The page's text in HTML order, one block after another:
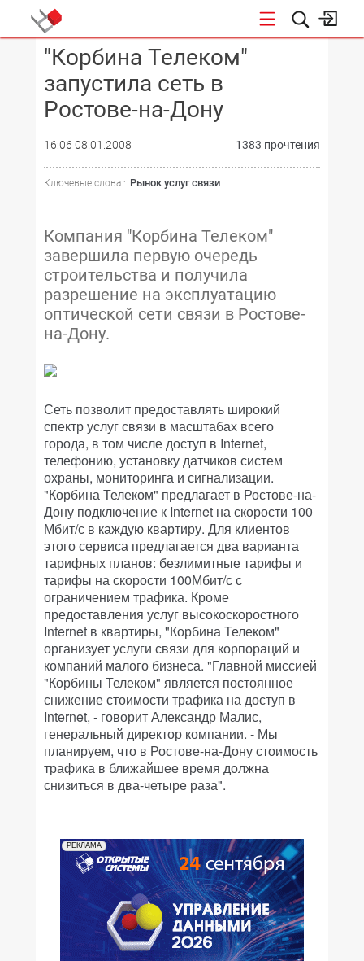
КОНФЕРЕНЦИИ
"Корбина Телеком"
запустила сеть в
Ростове-на-Дону
16:06 08.01.2008 1383 прочтения
Ключевые слова : Рынок услуг связи
Компания "Корбина Телеком"
завершила первую очередь
строительства и получила
разрешение на эксплуатацию
оптической сети связи в Ростове-
на-Дону.
Сеть позволит предоставлять широкий
спектр услуг связи в масштабах всего
города, в том числе доступ в Internet,
телефонию, установку датчиков систем
охраны, мониторинга и сигнализации.
"Корбина Телеком" предлагает в Ростове-на-
Дону подключение к Internet на скорости 100
Мбит/с в каждую квартиру. Для клиентов
этого сервиса предлагается два варианта
тарифных планов: безлимитные тарифы и
тарифы на скорости 100Мбит/с с
ограничением трафика. Кроме
предоставления услуг высокоскоростного
Internet в квартиры, "Корбина Телеком"
организует услуги связи для корпораций и
компаний малого бизнеса. "Главной миссией
"Корбины Телеком" является постоянное
снижение стоимости трафика на доступ в
Internet, - говорит Александр Малис,
генеральный директор компании. - Мы
планируем, что в Ростове-на-Дону стоимость
трафика в ближайшее время должна
снизиться в два-четыре раза".
РЕКЛАМА